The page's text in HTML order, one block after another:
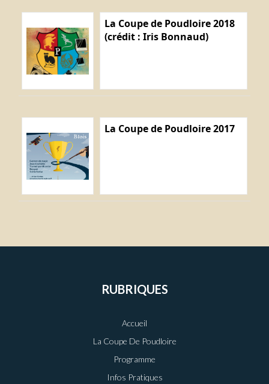
La Coupe de Poudloire 2018
(crédit : Iris Bonnaud)
La Coupe de Poudloire 2017
RUBRIQUES
Accueil
La Coupe De Poudloire
Programme
Infos Pratiques